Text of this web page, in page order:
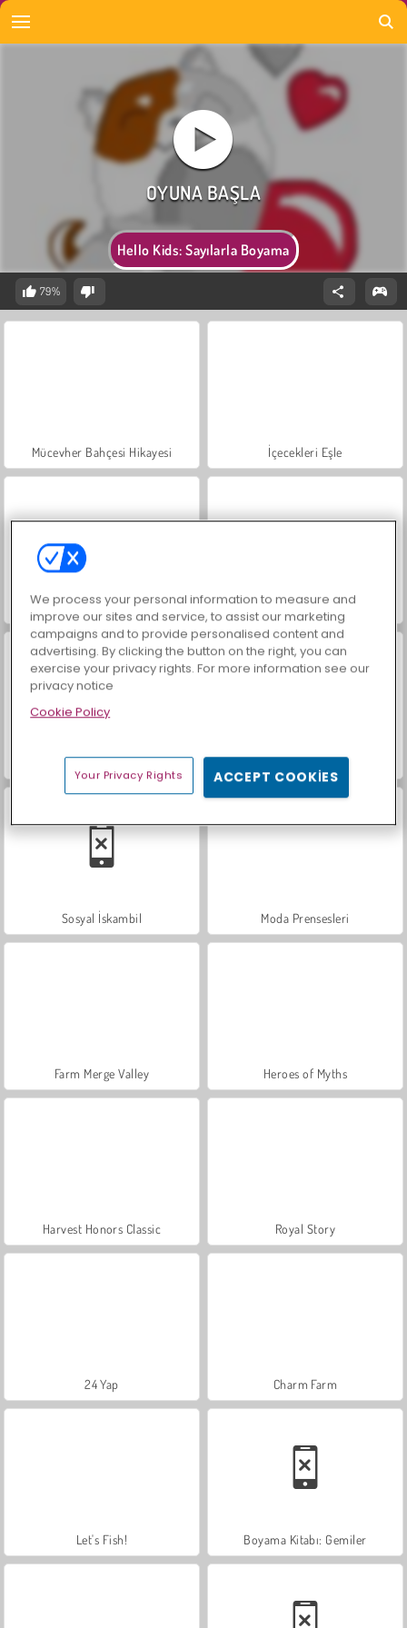
Hello Kids: Sayılarla Boyama
79%
Mücevher Bahçesi Hikayesi İçecekleri Eşle
Büyük Mahjong Eşleme Trollface Quest: USA 2
Masha and the Bear: Meadows Scala 40
Sosyal İskambil Moda Prensesleri
Farm Merge Valley Heroes of Myths
Harvest Honors Classic Royal Story
24 Yap Charm Farm
Let's Fish! Boyama Kitabı: Gemiler
We process your personal information to measure and
improve our sites and service, to assist our marketing
campaigns and to provide personalised content and
advertising. By clicking the button on the right, you can
exercise your privacy rights. For more information see our
privacy notice
Cookie Policy
Your Privacy Rights ACCEPT COOKIES